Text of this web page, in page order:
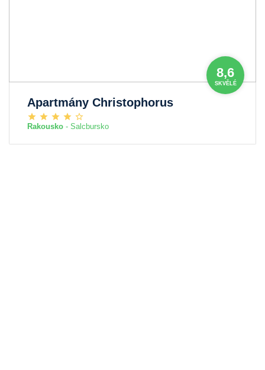
8,6
SKVĚLÉ
Apartmány Christophorus
Rakousko - Salcbursko